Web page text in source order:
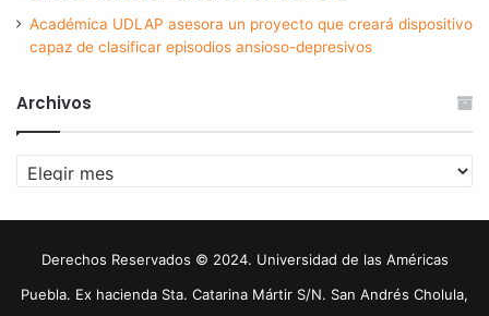
Académica UDLAP asesora un proyecto que creará dispositivo
capaz de clasificar episodios ansioso-depresivos
Archivos
Archivos
Derechos Reservados © 2024. Universidad de las Américas
Puebla. Ex hacienda Sta. Catarina Mártir S/N. San Andrés Cholula,